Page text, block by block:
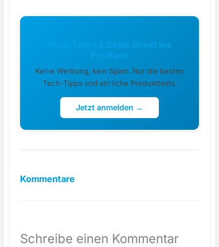
Neue Tests & Deals direkt ins
Postfach
Keine Werbung, kein Spam. Nur die besten
Tech-Tipps und ehrliche Produkttests.
Jetzt anmelden →
Kommentare
Schreibe einen Kommentar